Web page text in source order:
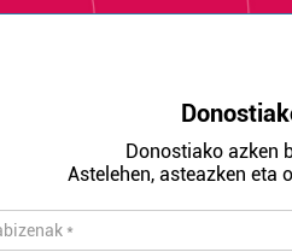
Donostiako azken
Astelehen, asteazken eta